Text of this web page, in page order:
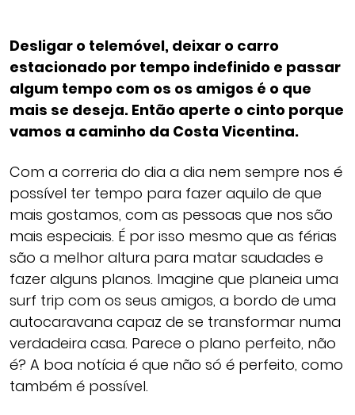
Desligar o telemóvel, deixar o carro
estacionado por tempo indefinido e passar
algum tempo com os os amigos é o que
mais se deseja. Então aperte o cinto porque
vamos a caminho da Costa Vicentina.
Com a correria do dia a dia nem sempre nos é
possível ter tempo para fazer aquilo de que
mais gostamos, com as pessoas que nos são
mais especiais. É por isso mesmo que as férias
são a melhor altura para matar saudades e
fazer alguns planos. Imagine que planeia uma
surf trip com os seus amigos, a bordo de uma
autocaravana capaz de se transformar numa
verdadeira casa. Parece o plano perfeito, não
é? A boa notícia é que não só é perfeito, como
também é possível.